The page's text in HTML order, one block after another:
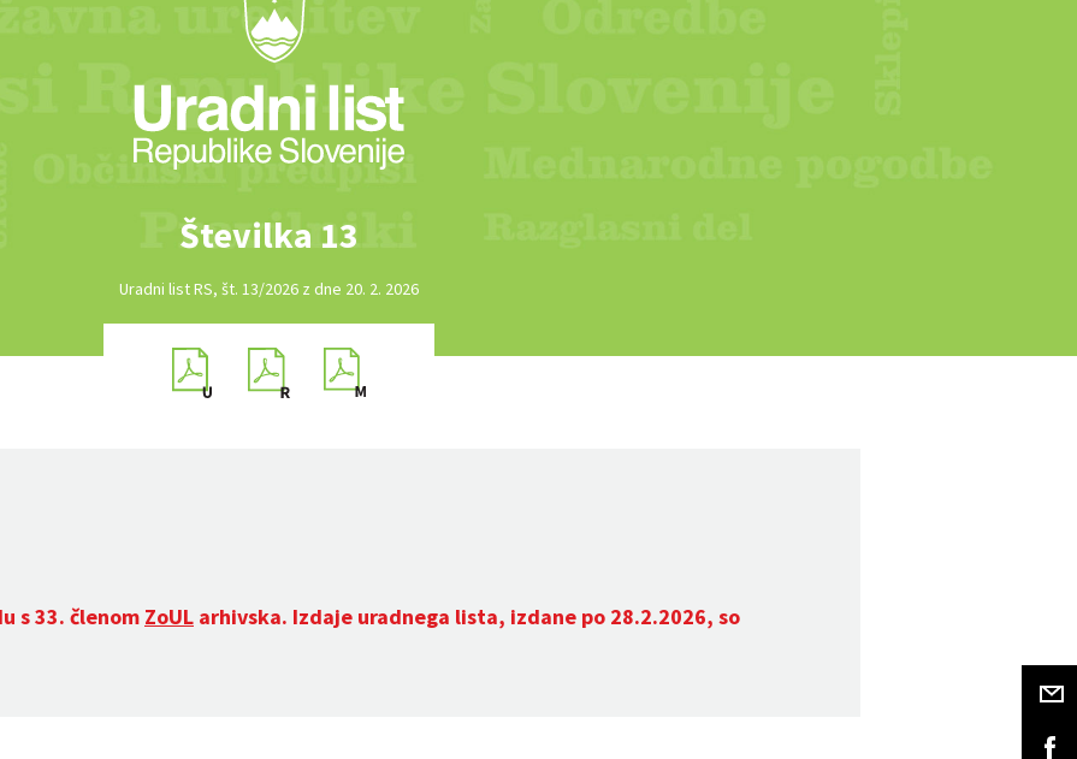
Številka 13
Uradni list RS, št. 13/2026 z dne 20. 2. 2026
s 33. členom ZoUL arhivska. Izdaje uradnega lista, izdane po 28.2.2026, so